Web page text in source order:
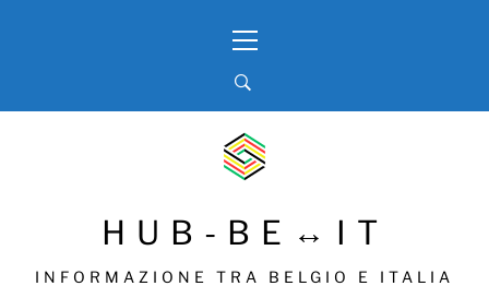
Menu
HUB-BE↔IT
INFORMAZIONE TRA BELGIO E ITALIA